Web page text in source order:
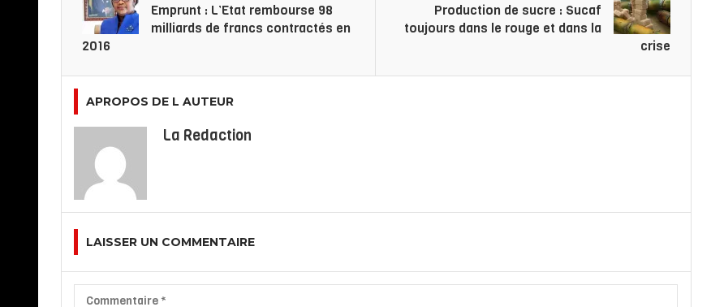
Emprunt : L’Etat rembourse 98
milliards de francs contractés en
2016
Production de sucre : Sucaf
toujours dans le rouge et dans la
crise
APROPOS DE L AUTEUR
La Redaction
LAISSER UN COMMENTAIRE